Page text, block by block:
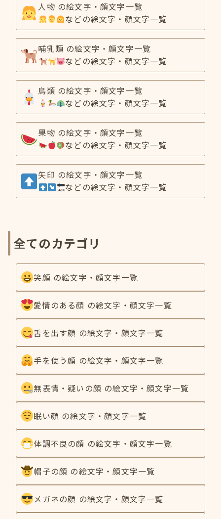
人物 の絵文字・顔文字一覧
などの絵文字・顔文字一覧
哺乳類 の絵文字・顔文字一覧
などの絵文字・顔文字一覧
鳥類 の絵文字・顔文字一覧
などの絵文字・顔文字一覧
果物 の絵文字・顔文字一覧
などの絵文字・顔文字一覧
矢印 の絵文字・顔文字一覧
などの絵文字・顔文字一覧
全てのカテゴリ
笑顔 の絵文字・顔文字一覧
愛情のある顔 の絵文字・顔文字一覧
舌を出す顔 の絵文字・顔文字一覧
手を使う顔 の絵文字・顔文字一覧
無表情・疑いの顔 の絵文字・顔文字一覧
眠い顔 の絵文字・顔文字一覧
体調不良の顔 の絵文字・顔文字一覧
帽子の顔 の絵文字・顔文字一覧
メガネの顔 の絵文字・顔文字一覧